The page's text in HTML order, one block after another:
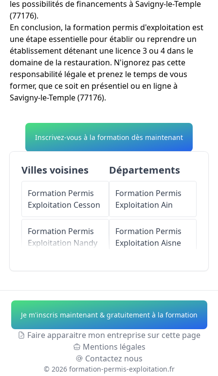
les possibilités de financements à Savigny-le-Temple
(77176).
En conclusion, la formation permis d'exploitation est
une étape essentielle pour établir ou reprendre un
établissement détenant une licence 3 ou 4 dans le
domaine de la restauration. N'ignorez pas cette
responsabilité légale et prenez le temps de vous
former, que ce soit en présentiel ou en ligne à
Savigny-le-Temple (77176).
Inscrivez-vous à la formation dès maintenant
Villes voisines
Formation Permis
Exploitation Cesson
Formation Permis
Exploitation Nandy
Formation Permis
Saint-Denis
Formation Permis
ExploitationSeine-
Formation Permis
Départements
Formation Permis
Exploitation Ain
Formation Permis
Exploitation Aisne
Formation Permis
ExploitationAlpes-
de-Haute-Provence
Formation Permis
Exploitation Hautes-
Je m'inscris maintenant & gratuitement à la formation
Faire apparaitre mon entreprise sur cette page
Mentions légales
Contactez nous
© 2026 formation-permis-exploitation.fr